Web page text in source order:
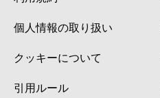
個人情報の取り扱い
クッキーについて
引用ルール